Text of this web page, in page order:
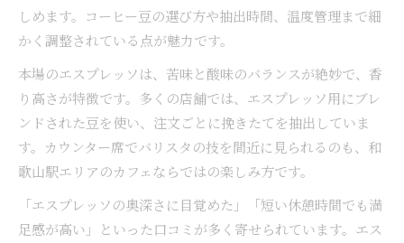
しめます。コーヒー豆の選び方や抽出時間、温度管理まで細
かく調整されている点が魅力です。
本場のエスプレッソは、苦味と酸味のバランスが絶妙で、香
り高さが特徴です。多くの店舗では、エスプレッソ用にブレ
ンドされた豆を使い、注文ごとに挽きたてを抽出していま
す。カウンター席でバリスタの技を間近に見られるのも、和
歌山駅エリアのカフェならではの楽しみ方です。
「エスプレッソの奥深さに目覚めた」「短い休憩時間でも満
足感が高い」といった口コミが多く寄せられています。エス